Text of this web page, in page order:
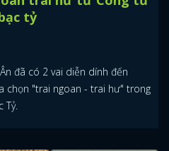
tỷ
đã có 2 vai diễn dính đến
chọn "trai ngoan - trai hư" trong
Tỷ.